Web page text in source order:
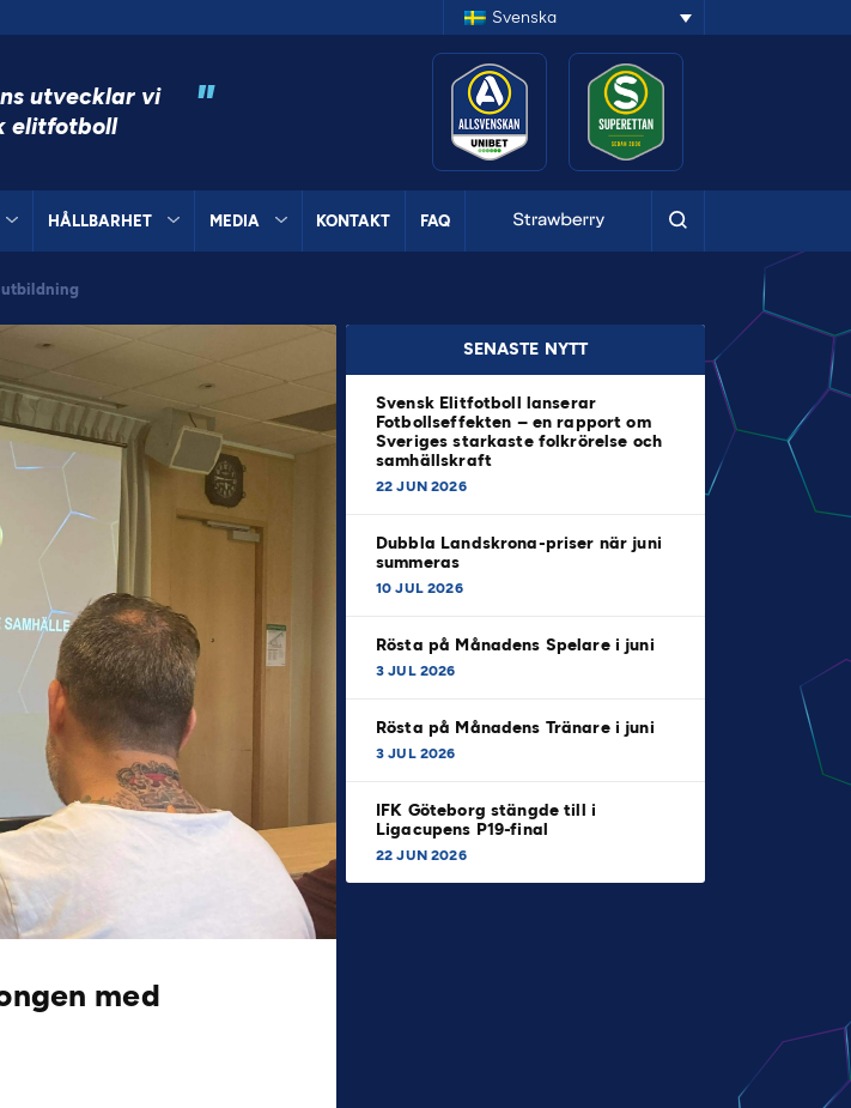
Svenska
utvecklar vi
elitfotboll
"
HÅLLBARHET MEDIA KONTAKT FAQ
utbildning
med
SENASTE NYTT
Svensk Elitfotboll lanserar
Fotbollseffekten – en rapport om
Sveriges starkaste folkrörelse och
samhällskraft
22 JUN 2026
Dubbla Landskrona-priser när juni
summeras
10 JUL 2026
Rösta på Månadens Spelare i juni
3 JUL 2026
Rösta på Månadens Tränare i juni
3 JUL 2026
IFK Göteborg stängde till i
Ligacupens P19-final
22 JUN 2026